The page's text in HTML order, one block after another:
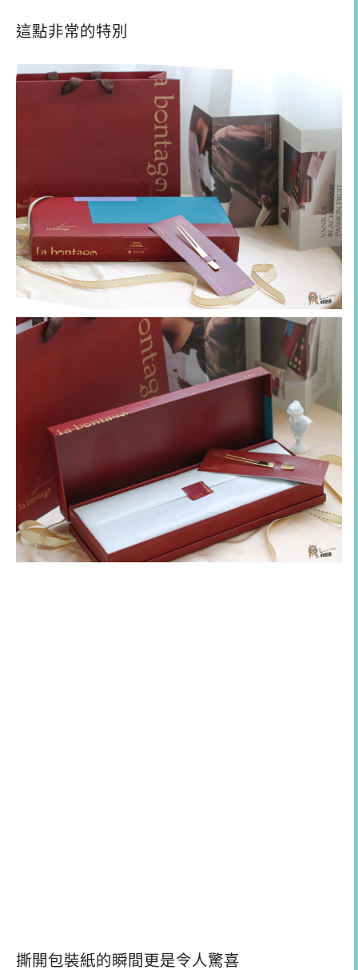
這點非常的特別
撕開包裝紙的瞬間更是令人驚喜